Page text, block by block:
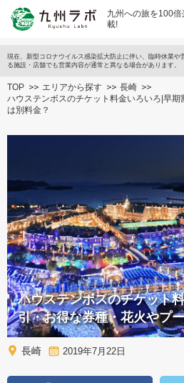
九州への旅を100
載!
現在、新型コロナウイルス感染拡大防止に伴い、臨時休業
る施設・店舗でも営業内容が通常と異なる場合があります。
TOP エリアから探す
長崎
ハウステンボスのチケット料金いろいろ|早
は別料金？
ハウステンボスのチケット
引・お得な券種・花火やプ
長崎 2019年7月22日